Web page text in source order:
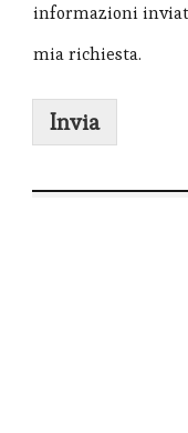
informazioni
mia richiesta.
Invia